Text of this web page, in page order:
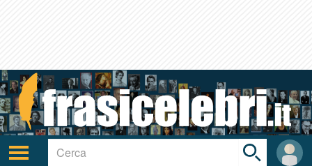
Attiva/disattiva
navigazione
User
area
Toggle
search
bar